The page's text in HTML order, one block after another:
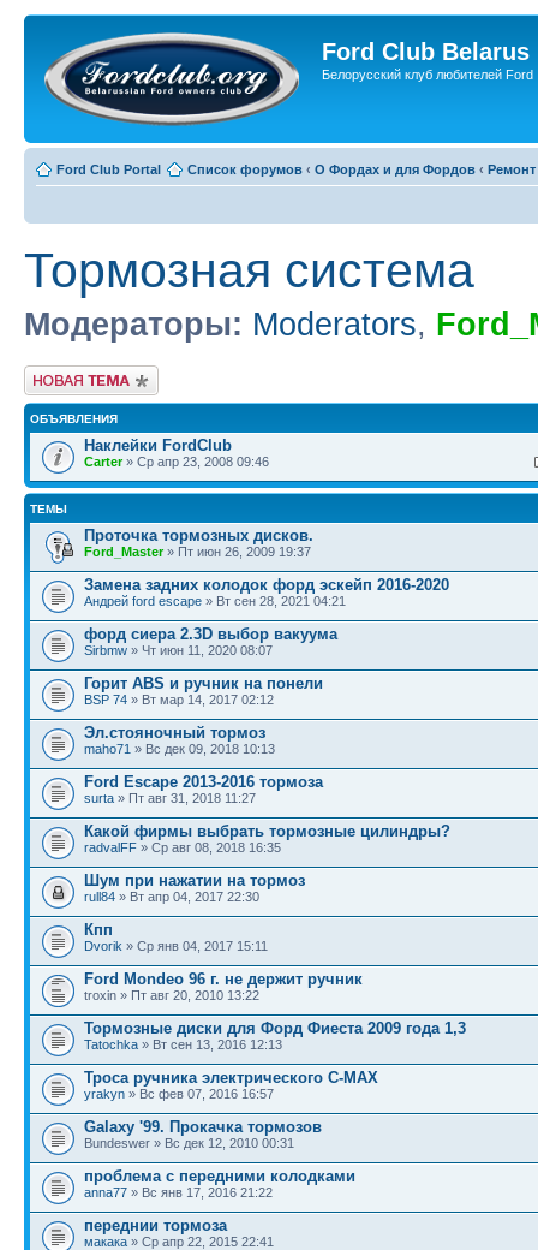
Ford Club Belarus
Белорусский клуб любителей Ford
Ford Club Portal Список форумов ‹ О Фордах и для Фордов ‹
Тормозная система
Модераторы: Moderators,
Новая тема
ОБЪЯВЛЕНИЯ
Наклейки FordClub
Carter» Ср апр 23, 2008 09:46
ТЕМЫ
Проточка тормозных дисков.
Ford_Master» Пт июн 26, 2009 19:37
Замена задних колодок форд эскейп 2016-2020
Андрей ford escape » Вт сен 28, 2021 04:21
форд сиера 2.3D выбор вакуума
Sirbmw » Чт июн 11, 2020 08:07
Горит ABS и ручник на понели
BSP 74 » Вт мар 14, 2017 02:12
Эл.стояночный тормоз
maho71 » Вс дек 09, 2018 10:13
Ford Escape 2013-2016 тормоза
surta » Пт авг 31, 2018 11:27
Какой фирмы выбрать тормозные цилиндры?
radvalFF » Ср авг 08, 2018 16:35
Шум при нажатии на тормоз
rull84 » Вт апр 04, 2017 22:30
Кпп
Dvorik » Ср янв 04, 2017 15:11
Ford Mondeo 96 г. не держит ручник
troxin » Пт авг 20, 2010 13:22
Тормозные диски для Форд Фиеста 2009 года 1,3
Tatochka » Вт сен 13, 2016 12:13
Троса ручника электрического С-МАХ
yrakyn » Вс фев 07, 2016 16:57
Galaxy '99. Прокачка тормозов
Bundeswer » Вс дек 12, 2010 00:31
проблема с передними колодками
anna77 » Вс янв 17, 2016 21:22
переднии тормоза
макака » Ср апр 22, 2015 22:41